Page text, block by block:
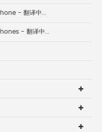
- 翻译中...
- 翻译中...